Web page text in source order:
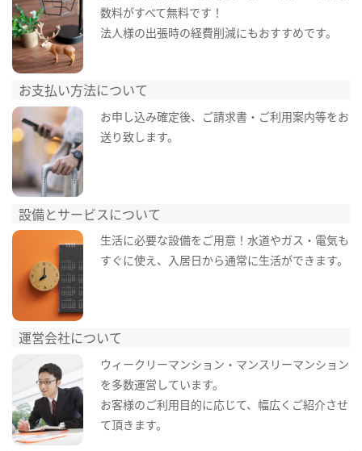
数料がすべて無料です！
法人様の出張時の経費削減にもおすすめです。
お支払い方法について
お申し込み確定後、ご請求書・ご利用案内等をお
送り致します。
設備とサービスについて
生活に必要な設備をご用意！水道やガス・電気も
すぐに使え、入居日から通常に生活ができます。
運営会社について
ウィークリーマンション・マンスリーマンション
を多数運営しています。
お客様のご利用目的に応じて、幅広くご紹介させ
て頂きます。